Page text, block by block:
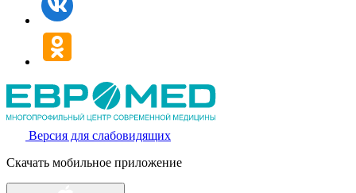
Версия для слабовидящих
Скачать мобильное приложение